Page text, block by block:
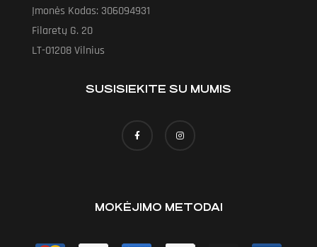
Įmonės Kodas: 306094931
Filaretų G. 20
LT-01208 Vilnius
SUSISIEKITE SU MUMIS
MOKĖJIMO METODAI